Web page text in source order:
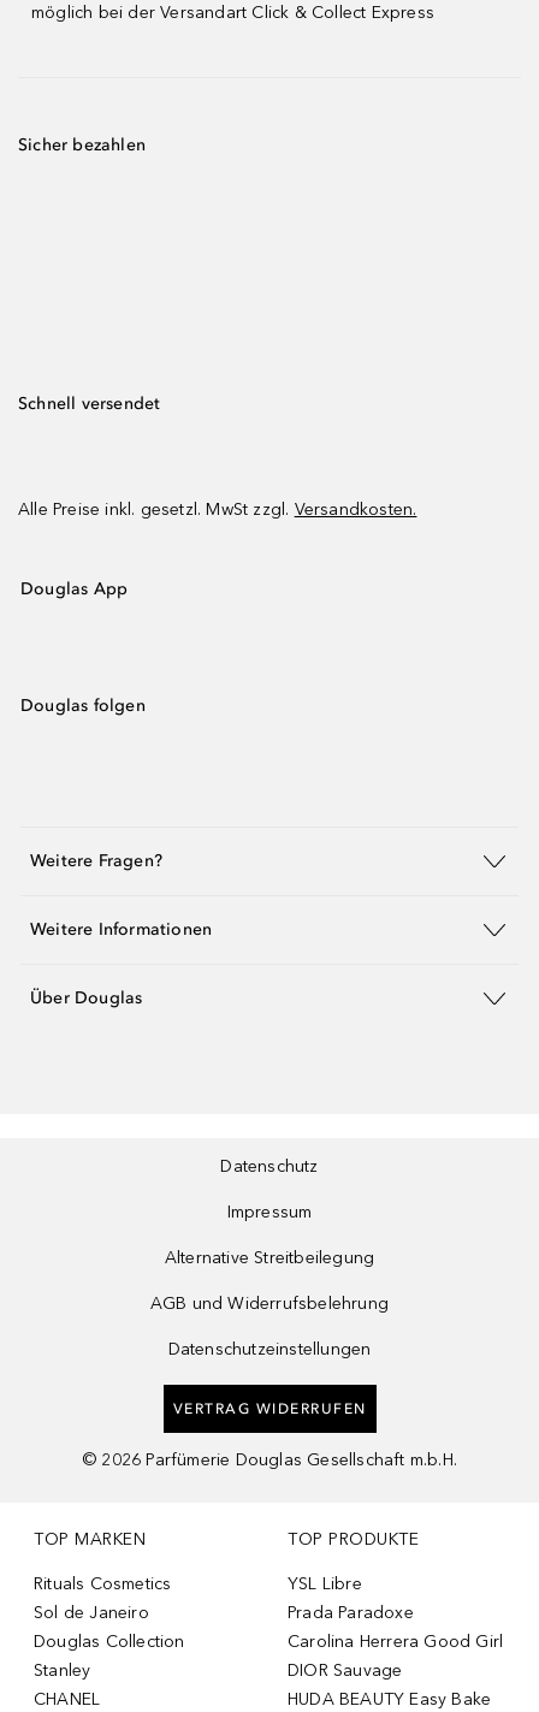
möglich bei der Versandart Click & Collect Express
Sicher bezahlen
Schnell versendet
Alle Preise inkl. gesetzl. MwSt zzgl. Versandkosten.
Douglas App
Douglas folgen
Weitere Fragen?
Weitere Informationen
Über Douglas
Datenschutz
Impressum
Alternative Streitbeilegung
AGB und Widerrufsbelehrung
Datenschutzeinstellungen
VERTRAG WIDERRUFEN
© 2026 Parfümerie Douglas Gesellschaft m.b.H.
TOP MARKEN
Rituals Cosmetics
Sol de Janeiro
Douglas Collection
Stanley
CHANEL
TOP PRODUKTE
YSL Libre
Prada Paradoxe
Carolina Herrera Good Girl
DIOR Sauvage
HUDA BEAUTY Easy Bake